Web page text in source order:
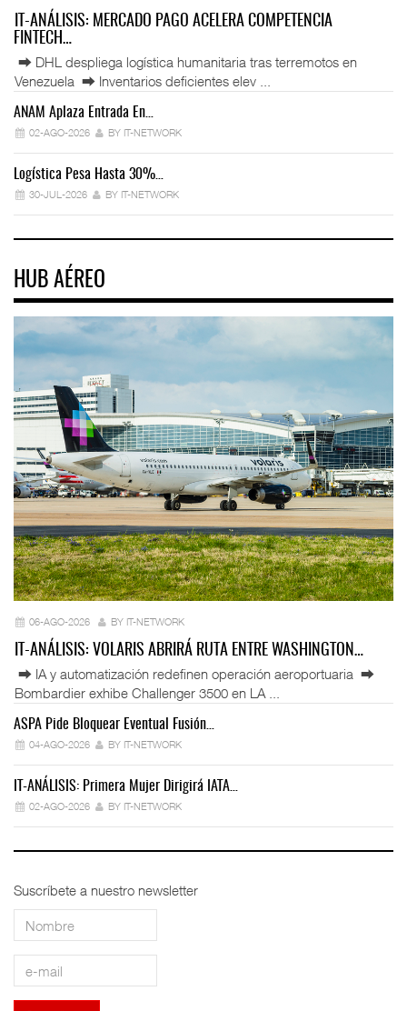
IT-ANÁLISIS: MERCADO PAGO ACELERA COMPETENCIA
FINTECH…
⮕ DHL despliega logística humanitaria tras terremotos en
Venezuela ⮕ Inventarios deficientes elev ...
ANAM Aplaza Entrada En…
02-AGO-2026 BY IT-NETWORK
Logística Pesa Hasta 30%…
30-JUL-2026 BY IT-NETWORK
HUB AÉREO
06-AGO-2026 BY IT-NETWORK
IT-ANÁLISIS: VOLARIS ABRIRÁ RUTA ENTRE WASHINGTON…
⮕ IA y automatización redefinen operación aeroportuaria ⮕
Bombardier exhibe Challenger 3500 en LA ...
ASPA Pide Bloquear Eventual Fusión…
04-AGO-2026 BY IT-NETWORK
IT-ANÁLISIS: Primera Mujer Dirigirá IATA…
02-AGO-2026 BY IT-NETWORK
Suscríbete a nuestro newsletter